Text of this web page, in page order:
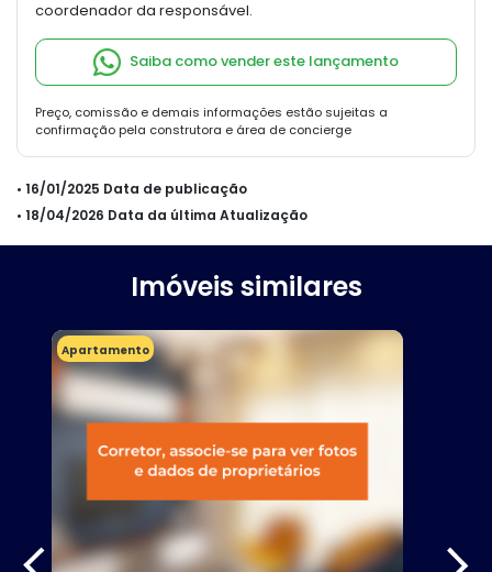
coordenador da responsável.
Saiba como vender este lançamento
Preço, comissão e demais informações estão sujeitas a
confirmação pela construtora e área de concierge
• 16/01/2025 Data de publicação
• 18/04/2026 Data da última Atualização
Imóveis similares
Apartamento